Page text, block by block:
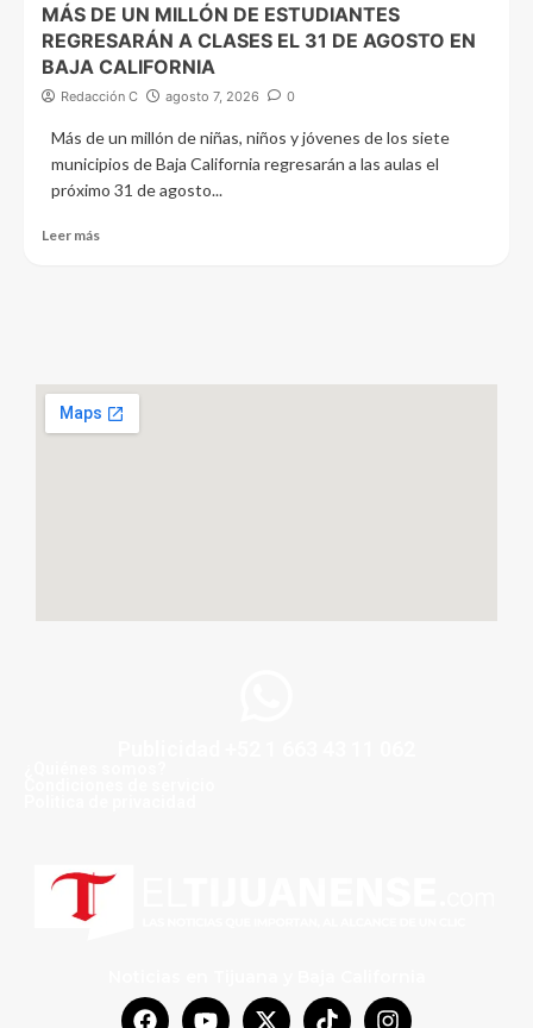
MÁS DE UN MILLÓN DE ESTUDIANTES
REGRESARÁN A CLASES EL 31 DE AGOSTO EN
BAJA CALIFORNIA
Redacción C agosto 7, 2026 0
Más de un millón de niñas, niños y jóvenes de los siete
municipios de Baja California regresarán a las aulas el
próximo 31 de agosto...
Leer más